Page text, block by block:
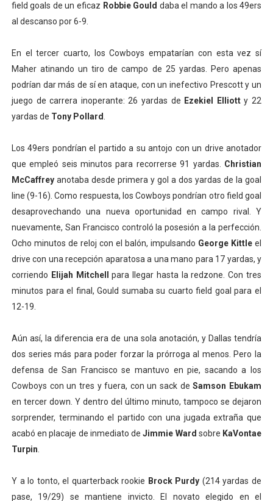
field goals de un eficaz Robbie Gould daba el mando a los 49ers
al descanso por 6-9.
En el tercer cuarto, los Cowboys empatarían con esta vez sí
Maher atinando un tiro de campo de 25 yardas. Pero apenas
podrían dar más de sí en ataque, con un inefectivo Prescott y un
juego de carrera inoperante: 26 yardas de Ezekiel Elliotty 22
yardas de Tony Pollard
Los 49ers pondrían el partido a su antojo con un drive anotador
que empleó seis minutos para recorrerse 91 yardas. Christian
McCaffrey anotaba desde primera y gol a dos yardas de la goal
line (9-16). Como respuesta, los Cowboys pondrían otro field goal
desaprovechando una nueva oportunidad en campo rival. Y
nuevamente, San Francisco controló la posesión a la perfección.
Ocho minutos de reloj con el balón, impulsando George Kittleel
drive con una recepción aparatosa a una mano para 17 yardas, y
corriendo Elijah Mitchellpara llegar hasta la redzone. Con tres
minutos para el final, Gould sumaba su cuarto field goal para el
12-19.
Aún así, la diferencia era de una sola anotación, y Dallas tendría
dos series más para poder forzar la prórroga al menos. Pero la
defensa de San Francisco se mantuvo en pie, sacando a los
Cowboys con un tres y fuera, con un sack deSamson Ebukam
en tercer down. Y dentro del último minuto, tampoco se dejaron
sorprender, terminando el partido con una jugada extraña que
acabó en placaje de inmediato deJimmie Ward sobre KaVontae
Turpin
Y a lo tonto, el quarterback rookie Brock Purdy (214 yardas de
pase, 19/29) se mantiene invicto. El novato elegido en el